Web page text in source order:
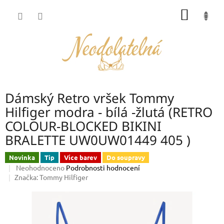
Dámský Retro vršek Tommy
Hilfiger modra - bílá -žlutá (RETRO
COLOUR-BLOCKED BIKINI
BRALETTE UW0UW01449 405 )
Novinka Tip Více barev Do soupravy
Průměrné
hodnocení
Neohodnoceno Podrobnosti hodnocení
Značka:Tommy Hilfiger